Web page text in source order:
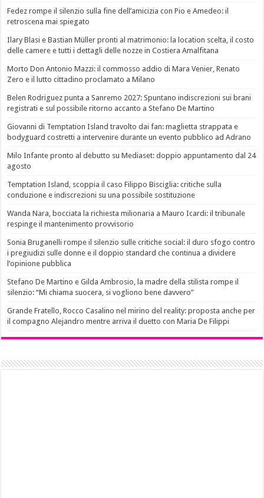
Fedez rompe il silenzio sulla fine dell’amicizia con Pio e Amedeo: il
retroscena mai spiegato
Ilary Blasi e Bastian Müller pronti al matrimonio: la location scelta, il costo
delle camere e tutti i dettagli delle nozze in Costiera Amalfitana
Morto Don Antonio Mazzi: il commosso addio di Mara Venier, Renato
Zero e il lutto cittadino proclamato a Milano
Belen Rodriguez punta a Sanremo 2027: Spuntano indiscrezioni sui brani
registrati e sul possibile ritorno accanto a Stefano De Martino
Giovanni di Temptation Island travolto dai fan: maglietta strappata e
bodyguard costretti a intervenire durante un evento pubblico ad Adrano
Milo Infante pronto al debutto su Mediaset: doppio appuntamento dal 24
agosto
Temptation Island, scoppia il caso Filippo Bisciglia: critiche sulla
conduzione e indiscrezioni su una possibile sostituzione
Wanda Nara, bocciata la richiesta milionaria a Mauro Icardi: il tribunale
respinge il mantenimento provvisorio
Sonia Bruganelli rompe il silenzio sulle critiche social: il duro sfogo contro
i pregiudizi sulle donne e il doppio standard che continua a dividere
l’opinione pubblica
Stefano De Martino e Gilda Ambrosio, la madre della stilista rompe il
silenzio: “Mi chiama suocera, si vogliono bene davvero”
Grande Fratello, Rocco Casalino nel mirino del reality: proposta anche per
il compagno Alejandro mentre arriva il duetto con Maria De Filippi